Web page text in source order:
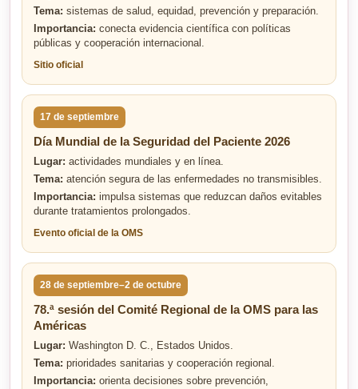
Tema: sistemas de salud, equidad, prevención y preparación.
Importancia: conecta evidencia científica con políticas
públicas y cooperación internacional.
Sitio oficial
17 de septiembre
Día Mundial de la Seguridad del Paciente 2026
Lugar: actividades mundiales y en línea.
Tema: atención segura de las enfermedades no transmisibles.
Importancia: impulsa sistemas que reduzcan daños evitables
durante tratamientos prolongados.
Evento oficial de la OMS
28 de septiembre–2 de octubre
78.ª sesión del Comité Regional de la OMS para las
Américas
Lugar: Washington D. C., Estados Unidos.
Tema: prioridades sanitarias y cooperación regional.
Importancia: orienta decisiones sobre prevención,